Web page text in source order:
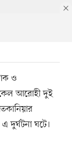
ও
আরোহী দুই
দুর্ঘটনা ঘটে।